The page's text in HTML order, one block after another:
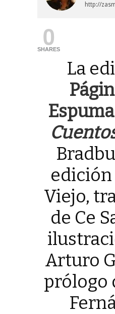
http://
0
SHARES
La
Espuma
edición
Viejo,
de Ce
Arturo
prólogo